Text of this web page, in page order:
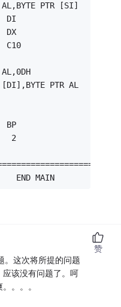
PTR [SI]
DI
DX
C10
PTR AL
BP
2
END MAIN
。这次将所提的问题
该没有问题了。呵
。。。
赞